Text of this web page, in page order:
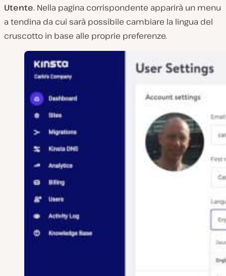
Utente. Nella pagina corrispondente apparirà un menu
a tendina da cui sarà possibile cambiare la lingua del
cruscotto in base alle proprie preferenze.